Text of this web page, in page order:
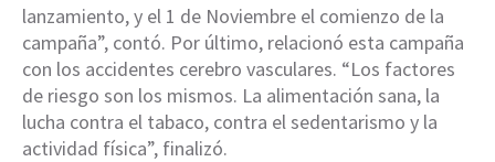
lanzamiento, y el 1 de Noviembre el comienzo de la
campaña”, contó. Por último, relacionó esta campaña
con los accidentes cerebro vasculares. “Los factores
de riesgo son los mismos. La alimentación sana, la
lucha contra el tabaco, contra el sedentarismo y la
actividad física”, finalizó.